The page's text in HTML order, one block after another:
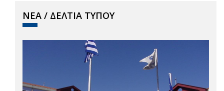
ΝΕΑ / ΔΕΛΤΙΑ ΤΥΠΟΥ